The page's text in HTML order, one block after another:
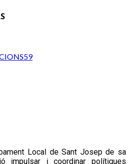
59
Local de Sant Josep de sa
impulsar i coordinar polítiques